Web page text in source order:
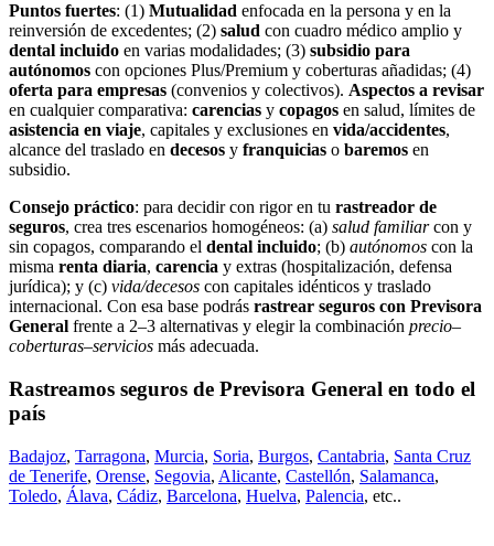
Puntos fuertes: (1) Mutualidad enfocada en la persona y en la
reinversión de excedentes; (2) salud con cuadro médico amplio y
dental incluido en varias modalidades; (3) subsidio para
autónomos con opciones Plus/Premium y coberturas añadidas; (4)
oferta para empresas (convenios y colectivos). Aspectos a revisar
en cualquier comparativa: carencias y copagos en salud, límites de
asistencia en viaje, capitales y exclusiones en vida/accidentes,
alcance del traslado en decesos y franquicias o baremos en
subsidio.
Consejo práctico: para decidir con rigor en tu rastreador de
seguros, crea tres escenarios homogéneos: (a) salud familiarcon y
sin copagos, comparando el dental incluido; (b) autónomos con la
misma renta diaria, carencia y extras (hospitalización, defensa
jurídica); y (c) vida/decesos con capitales idénticos y traslado
internacional. Con esa base podrás rastrear seguros con Previsora
General frente a 2–3 alternativas y elegir la combinación precio–
coberturas–servicios más adecuada.
Rastreamos seguros de Previsora General en todo el
país
Badajoz, Tarragona, Murcia, Soria, Burgos, Cantabria, Santa Cruz
de Tenerife, Orense, Segovia, Alicante, Castellón, Salamanca,
Toledo, Álava, Cádiz, Barcelona, Huelva, Palencia, etc..